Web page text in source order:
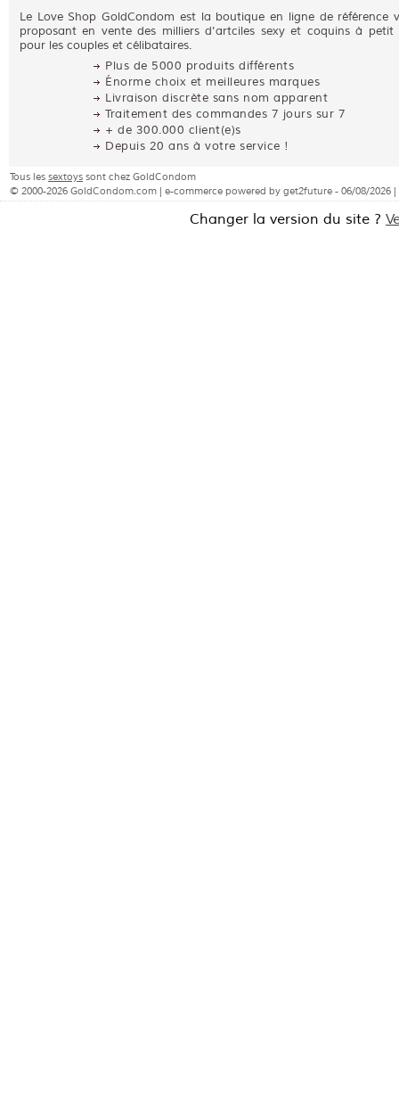
Le Love Shop GoldCondom est la boutique en ligne de référence
proposant en vente des milliers d'artciles sexy et coquins à petit
pour les couples et célibataires.
Plus de 5000 produits différents
Énorme choix et meilleures marques
Livraison discrète sans nom apparent
Traitement des commandes 7 jours sur 7
+ de 300.000 client(e)s
Depuis 20 ans à votre service !
Tous les sextoys sont chez GoldCondom
© 2000-2026 GoldCondom.com | e-commerce powered by get2future - 06/08/2026 |
Changer la version du site ?